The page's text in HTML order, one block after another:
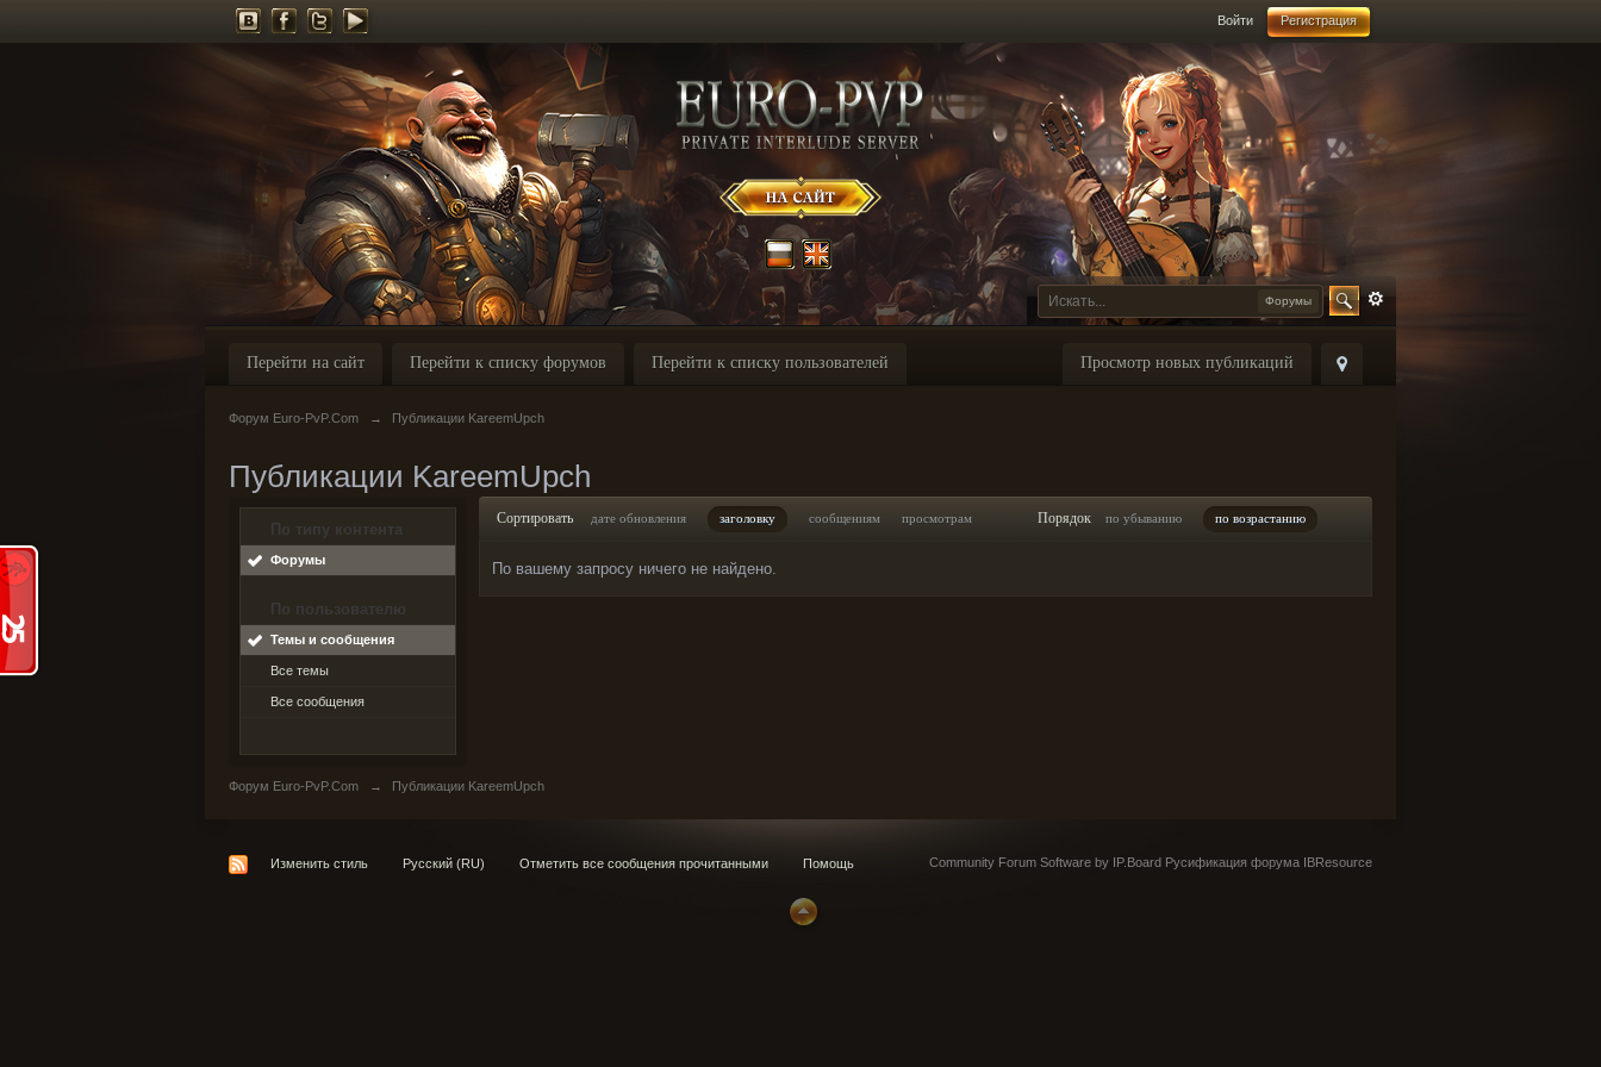
Войти Регистрация
Форумы
Просмотр новых публикаций
Перейти на сайт Перейти к списку форумов Перейти к списку пользователей
Форум Euro-PvP.Com → Публикации KareemUpch
Публикации KareemUpch
По типу контента
Форумы
По пользователю
Темы и сообщения
Все темы
Все сообщения
Сортировать дате обновления заголовку сообщениям просмотрам Порядок по убыванию по возрастанию
По вашему запросу ничего не найдено.
Форум Euro-PvP.Com → Публикации KareemUpch
Изменить стиль Русский (RU) Отметить все сообщения прочитанными Помощь Community Forum Software by IP.Board Русификация форума IBResource